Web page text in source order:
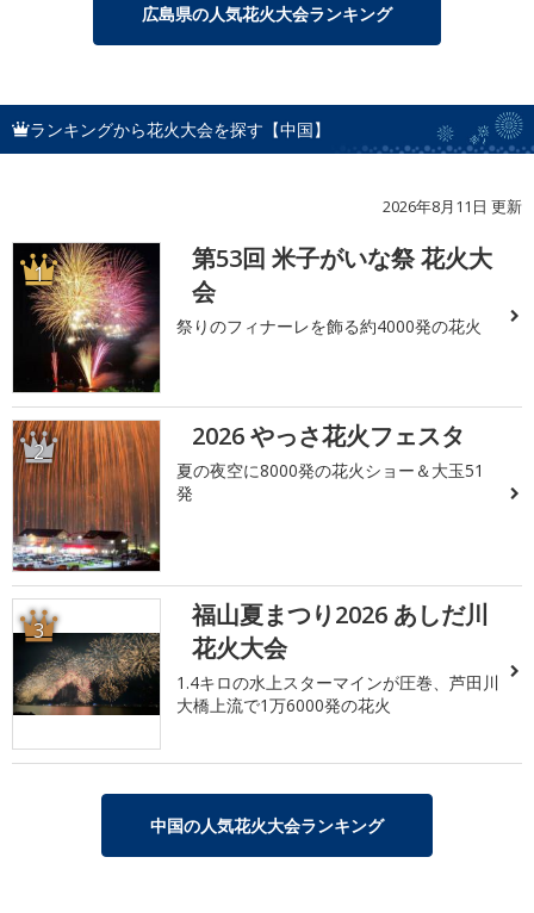
広島県の人気花火大会ランキング
ランキングから花火大会を探す【中国】
2026年8月11日 更新
1
第53回 米子がいな祭 花火大
会
祭りのフィナーレを飾る約4000発の花火
2 2026 やっさ花火フェスタ
夏の夜空に8000発の花火ショー＆大玉51
発
3
福山夏まつり2026 あしだ川
花火大会
1.4キロの水上スターマインが圧巻、芦田川
大橋上流で1万6000発の花火
中国の人気花火大会ランキング